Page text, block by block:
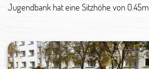
Jugendbank hat eine Sitzhöhe von 0.45m.